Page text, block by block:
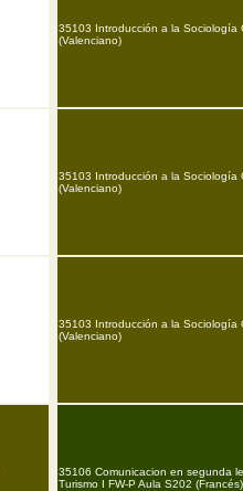
35103 Introducción a la Sociología
(Valenciano)
35103 Introducción a la Sociología
(Valenciano)
35103 Introducción a la Sociología
(Valenciano)
35106 Comunicacion en segunda
Turismo I FW-P Aula S202 (Francés)